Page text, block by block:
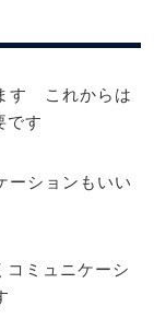
す これからは
です
ーションもいい
ミュニケーシ